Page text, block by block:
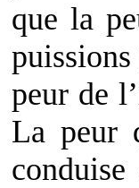
que la
peur de
La peur